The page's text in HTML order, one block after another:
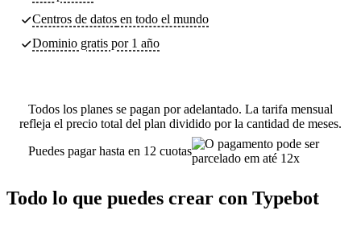
Centros de datos en todo el mundo
Dominio gratis por 1 año
Todos los planes se pagan por adelantado. La tarifa mensual
refleja el precio total del plan dividido por la cantidad de meses.
Puedes pagar hasta en 12 cuotas
Todo lo que puedes crear con Typebot